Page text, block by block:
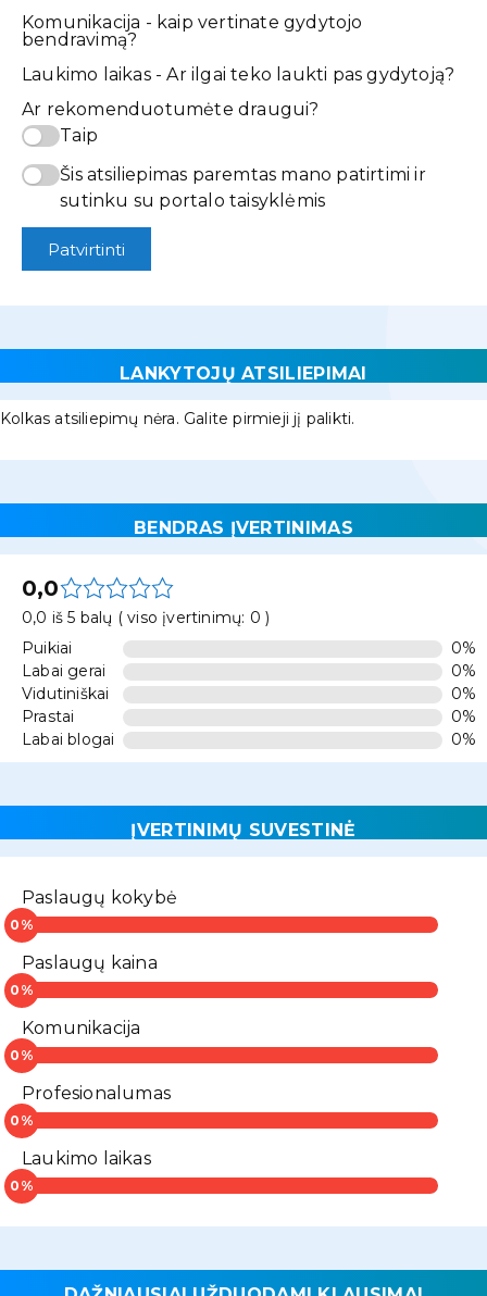
Komunikacija - kaip vertinate gydytojo
bendravimą?
Laukimo laikas - Ar ilgai teko laukti pas gydytoją?
Ar rekomenduotumėte draugui?
Taip
Šis atsiliepimas paremtas mano patirtimi ir
sutinku su portalo taisyklėmis
Patvirtinti
LANKYTOJŲ ATSILIEPIMAI
Kolkas atsiliepimų nėra. Galite pirmieji jį palikti.
BENDRAS ĮVERTINIMAS
0,0
0,0 iš 5 balų ( viso įvertinimų: 0 )
Puikiai
0%
Labai gerai
0%
Vidutiniškai
0%
Prastai
0%
Labai blogai
0%
ĮVERTINIMŲ SUVESTINĖ
Paslaugų kokybė
Paslaugų kaina
Komunikacija
Profesionalumas
Laukimo laikas